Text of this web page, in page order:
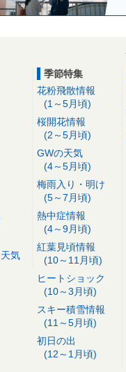
気
季節特集
花粉飛散情報
(1～5月頃)
桜開花情報
(2～5月頃)
GWの天気
(4～5月頃)
梅雨入り・明け
(5～7月頃)
熱中症情報
(4～9月頃)
紅葉見頃情報
(10～11月頃)
ヒートショック
(10～3月頃)
スキー積雪情報
(11～5月頃)
初日の出
(12～1月頃)